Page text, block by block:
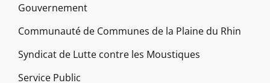
Gouvernement
Communauté de Communes de la Plaine du Rhin
Syndicat de Lutte contre les Moustiques
Service Public